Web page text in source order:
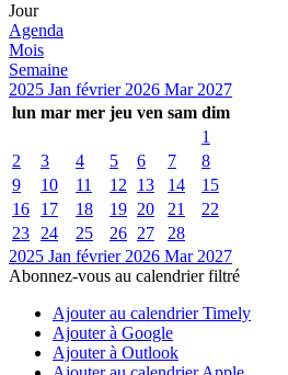
Jour
Agenda
Mois
Semaine
2025 Jan février 2026 Mar 2027
lun mar mer jeu ven sam dim
1
2
3 4 5 6 7
8
9
10 11 12 13 14
15
16
17 18 19 20 21
22
23
24 25 26 27
28
2025 Jan février 2026 Mar 2027
Abonnez-vous au calendrier filtré
Ajouter au calendrier Timely
Ajouter à Google
Ajouter à Outlook